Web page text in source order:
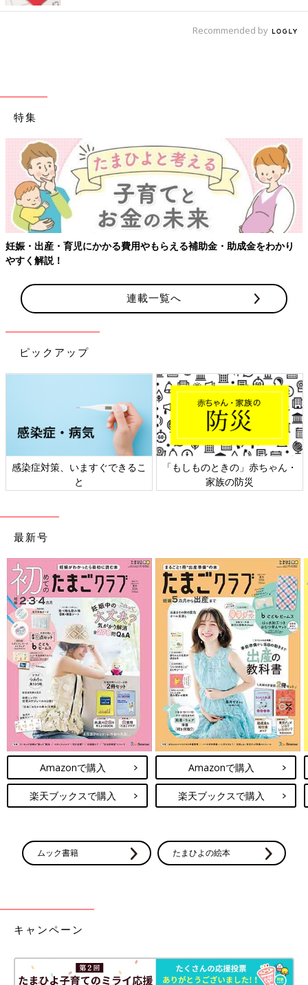
Recommended by
特集
・育児にかかる費用やもらえる補助金・助成金をわかり
！
【ワク
連載一覧へ
ピックアップ
対策、いますぐできるこ
「もしものときの」赤ちゃん・
家族の防災
日本
最新号
Amazonで購入
楽天ブックスで購入
Amazonで購入
楽天ブックスで購入
ムック書籍 たまひよの絵本
キャンペーン